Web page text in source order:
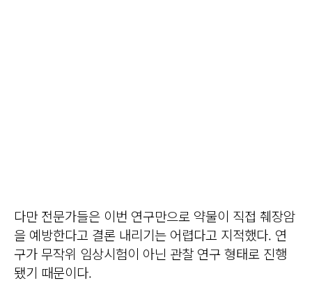
다만 전문가들은 이번 연구만으로 약물이 직접 췌장암
을 예방한다고 결론 내리기는 어렵다고 지적했다. 연
구가 무작위 임상시험이 아닌 관찰 연구 형태로 진행
됐기 때문이다.